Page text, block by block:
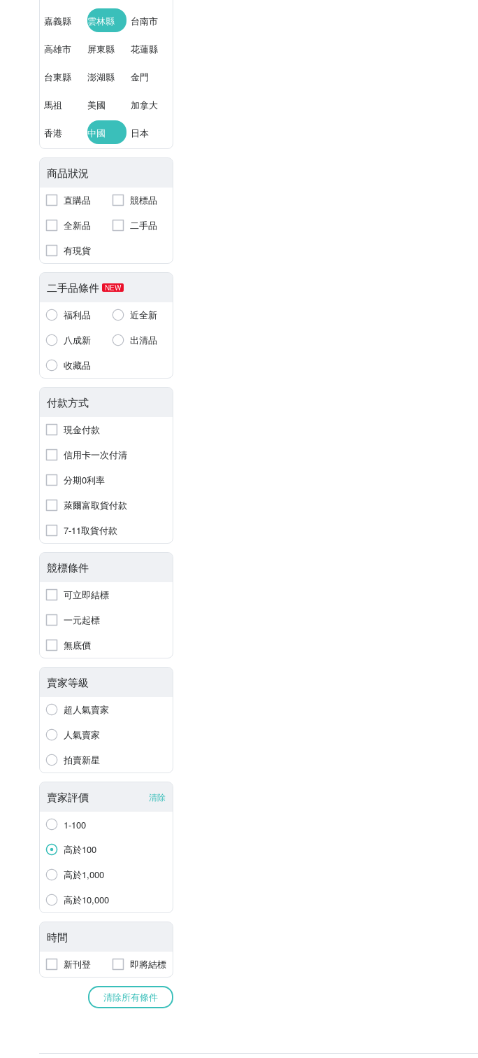
嘉義縣 雲林縣 台南市
高雄市 屏東縣 花蓮縣
台東縣 澎湖縣 金門
馬祖 美國 加拿大
香港 中國 日本
商品狀況
直購品
競標品
全新品
二手品
有現貨
二手品條件 NEW
福利品
近全新
八成新
出清品
收藏品
付款方式
現金付款
信用卡一次付清
分期0利率
萊爾富取貨付款
7-11取貨付款
競標條件
可立即結標
一元起標
無底價
賣家等級
超人氣賣家
人氣賣家
拍賣新星
賣家評價 清除
1-100
高於100
高於1,000
高於10,000
時間
新刊登 即將結標
清除所有條件